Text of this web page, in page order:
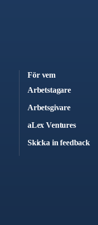
För vem
Arbetstagare
Arbetsgivare
aLex Ventures
Skicka in feedback